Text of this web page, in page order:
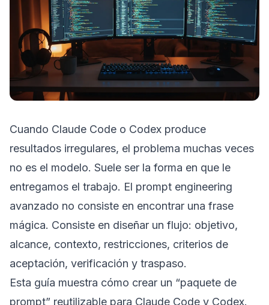
Cuando Claude Code o Codex produce
resultados irregulares, el problema muchas veces
no es el modelo. Suele ser la forma en que le
entregamos el trabajo. El prompt engineering
avanzado no consiste en encontrar una frase
mágica. Consiste en diseñar un flujo: objetivo,
alcance, contexto, restricciones, criterios de
aceptación, verificación y traspaso.
Esta guía muestra cómo crear un “paquete de
prompt” reutilizable para Claude Code y Codex.